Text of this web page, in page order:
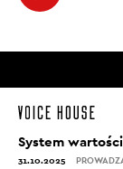
System
31.10.2025